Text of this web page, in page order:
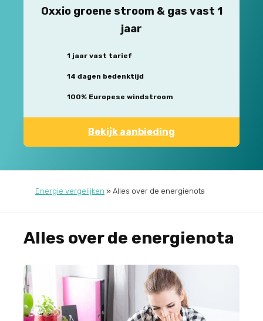
Oxxio groene stroom & gas vast 1
jaar
1 jaar vast tarief
14 dagen bedenktijd
100% Europese windstroom
Bekijk aanbieding
Energie vergelijken » Alles over de energienota
Alles over de energienota